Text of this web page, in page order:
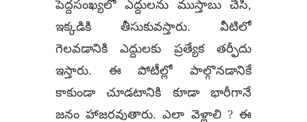
పెద్దసంఖ్యలో ఎద్దులను ముస్తాబు చేసి,
ఇక్కడికి తీసుకువస్తారు. వీటిలో
గెలవడానికి ఎద్దులకు ప్రత్యేక తర్ఫీదు
ఇస్తారు. ఈ పోటీల్లో పాల్గొనడానికే
కాకుండా చూడటానికి కూడా భారీగానే
జనం హాజరవుతారు. ఎలా వెళ్లాలి ? ఈ